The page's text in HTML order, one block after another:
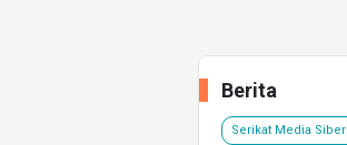
Berita
Serikat Media